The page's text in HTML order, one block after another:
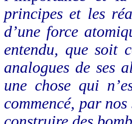
principes et les
d’une force
entendu, que soit
analogues de ses
une chose qui
commencé, par